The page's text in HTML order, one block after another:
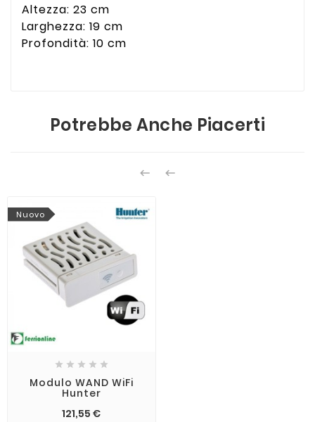
Altezza: 23 cm
Larghezza: 19 cm
Profondità: 10 cm
Potrebbe Anche Piacerti
 
Nuovo
    
Modulo WAND WiFi
Hunter
121,55 €